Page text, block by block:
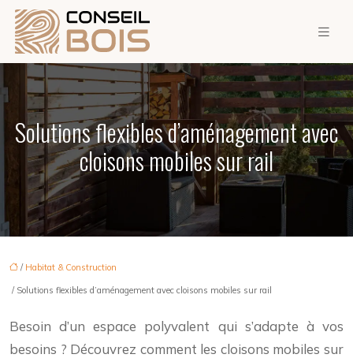
Solutions flexibles d’aménagement avec
cloisons mobiles sur rail
/ Habitat & Construction
/ Solutions flexibles d’aménagement avec cloisons mobiles sur rail
Besoin d’un espace polyvalent qui s’adapte à vos
besoins ? Découvrez comment les cloisons mobiles sur